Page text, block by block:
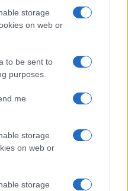
storage
on web or
to be sent to
purposes.
me
storage
on web or
storage
beauty in Cina